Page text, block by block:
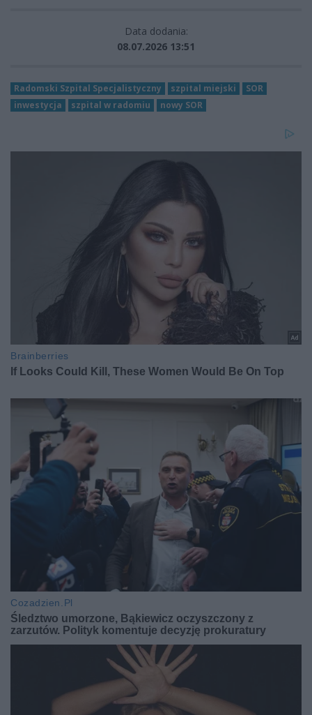
Data dodania:
08.07.2026 13:51
Radomski Szpital Specjalistyczny szpital miejski
SOR
inwestycja
szpital w radomiu nowy SOR